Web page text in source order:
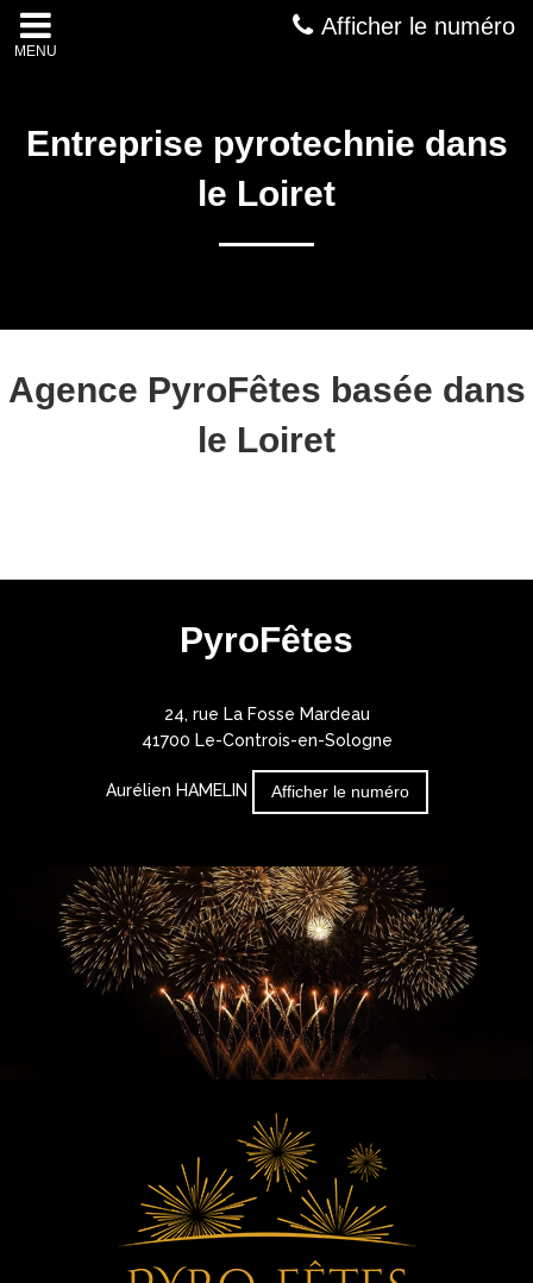
MENU
Afficher le numéro
Entreprise pyrotechnie dans
le Loiret
Agence PyroFêtes basée dans
le Loiret
PyroFêtes
24, rue La Fosse Mardeau
41700 Le-Controis-en-Sologne
Aurélien HAMELIN Afficher le numéro